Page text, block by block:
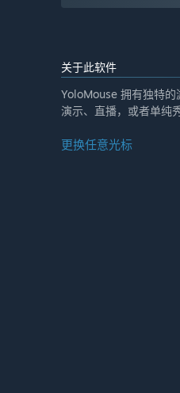
关于此软件
YoloMouse 拥有独特的
演示、直播，或者单纯
更换任意光标